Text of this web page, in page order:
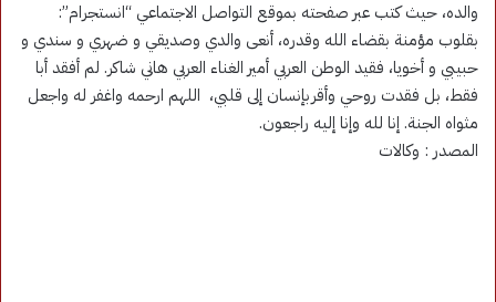
والده، حيث كتب عبر صفحته بموقع التواصل الاجتماعي “انستجرام”:
بقلوب مؤمنة بقضاء الله وقدره، أنعى والدي وصديقي و ضهري و سندي و
حبيبي و أخويا، فقيد الوطن العربي أمير الغناء العربي هاني شاكر. لم أفقد أبا
فقط، بل فقدت روحي وأقربإنسان إلى قلبي، اللهم ارحمه واغفر له واجعل
مثواه الجنة. إنا لله وإنا إليه راجعون.
المصدر : وكالات